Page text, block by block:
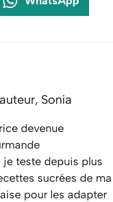
Sonia
devenue
je teste depuis plus
sucrées de ma
pour les adapter